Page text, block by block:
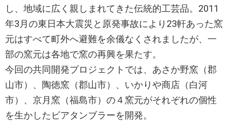
し、地域に広く親しまれてきた伝統的工芸品。2011
年3月の東日本大震災と原発事故により23軒あった窯
元はすべて町外へ避難を余儀なくされましたが、一
部の窯元は各地で窯の再興を果たす。
今回の共同開発プロジェクトでは、あさか野窯（郡
山市）、陶徳窯（郡山市）、いかりや商店（白河
市）、京月窯（福島市）の４窯元がそれぞれの個性
を生かしたビアタンブラーを開発。